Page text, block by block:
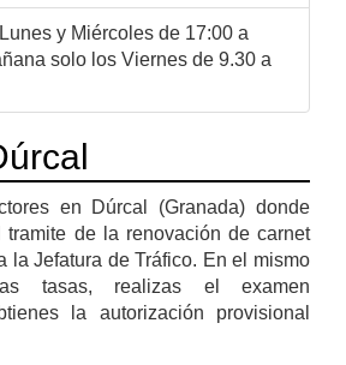
y Miércoles de 17:00 a
solo los Viernes de 9.30 a
en Dúrcal (Granada) donde
tramite de la renovación de carnet
la Jefatura de Tráfico. En el mismo
tasas, realizas el examen
la autorización provisional